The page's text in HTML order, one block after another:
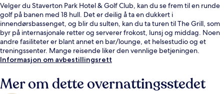
Velger du Staverton Park Hotel & Golf Club, kan du se frem til en runde
golf på banen med 18 hull. Det er deilig å ta en dukkert i
innendørsbassenget, og blir du sulten, kan du ta turen til The Grill, som
byr på internasjonale retter og serverer frokost, lunsj og middag. Noen
andre fasiliteter er blant annet en bar/lounge, et helsestudio og et
treningssenter. Mange reisende liker den vennlige betjeningen.
Informasjon om avbestillingsrett
Mer om dette overnattingsstedet